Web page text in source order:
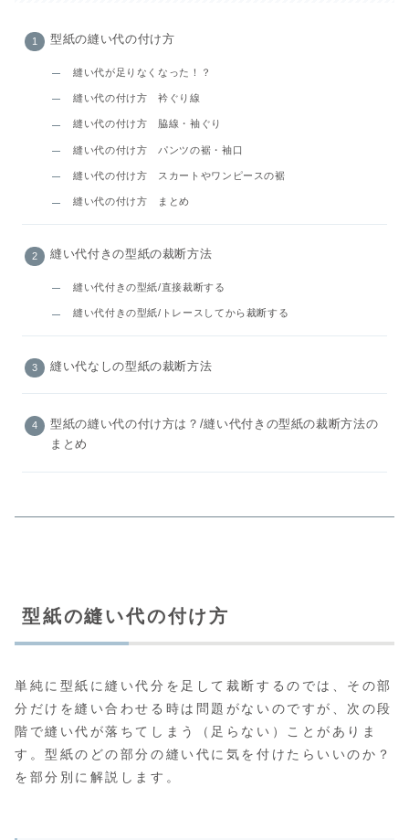
型紙の縫い代の付け方
縫い代が足りなくなった！？
縫い代の付け方 衿ぐり線
縫い代の付け方 脇線・袖ぐり
縫い代の付け方 パンツの裾・袖口
縫い代の付け方 スカートやワンピースの裾
縫い代の付け方 まとめ
縫い代付きの型紙の裁断方法
縫い代付きの型紙/直接裁断する
縫い代付きの型紙/トレースしてから裁断する
縫い代なしの型紙の裁断方法
型紙の縫い代の付け方は？/縫い代付きの型紙の裁断方法の
まとめ
型紙の縫い代の付け方
単純に型紙に縫い代分を足して裁断するのでは、その部
分だけを縫い合わせる時は問題がないのですが、次の段
階で縫い代が落ちてしまう（足らない）ことがありま
す。型紙のどの部分の縫い代に気を付けたらいいのか？
を部分別に解説します。